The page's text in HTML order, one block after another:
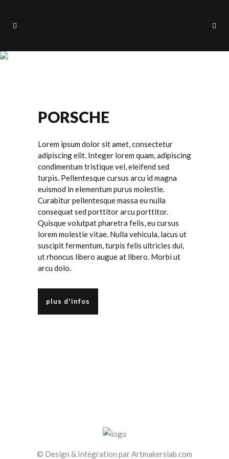
PORSCHE
Lorem ipsum dolor sit amet, consectetur
adipiscing elit. Integer lorem quam, adipiscing
condimentum tristique vel, eleifend sed
turpis. Pellentesque cursus arcu id magna
euismod in elementum purus molestie.
Curabitur pellentesque massa eu nulla
consequat sed porttitor arcu porttitor.
Quisque volutpat pharetra felis, eu cursus
lorem molestie vitae. Nulla vehicula, lacus ut
suscipit fermentum, turpis felis ultricies dui,
ut rhoncus libero augue at libero. Morbi ut
arcu dolo.
plus d'infos
© Design & Intégration parArtmakerslab.com